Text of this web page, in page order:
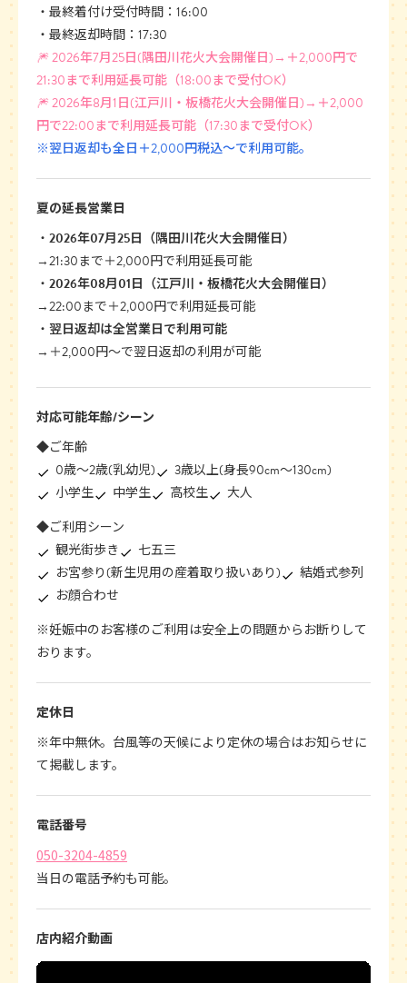
最終着付け受付時間：16:00
最終返却時間：17:30
🎆 2026年7月25日(隅田川花火大会開催日)→＋2,000円で
21:30まで利用延長可能（18:00まで受付OK）
🎆 2026年8月1日(江戸川・板橋花火大会開催日)→＋2,000
円で22:00まで利用延長可能（17:30まで受付OK）
※翌日返却も全日＋2,000円税込〜で利用可能。
夏の延長営業日
2026年07月25日（隅田川花火大会開催日）
→21:30まで＋2,000円で利用延長可能
2026年08月01日（江戸川・板橋花火大会開催日）
→22:00まで＋2,000円で利用延長可能
翌日返却は全営業日で利用可能
→＋2,000円〜で翌日返却の利用が可能
対応可能年齢/シーン
◆ご年齢
0歳〜2歳(乳幼児)
3歳以上(身長90cm〜130cm)
小学生
中学生 高校生
大人
◆ご利用シーン
観光街歩き
七五三
お宮参り(新生児用の産着取り扱いあり)
結婚式参列
お顔合わせ
※妊娠中のお客様のご利用は安全上の問題からお断りして
おります。
定休日
※年中無休。台風等の天候により定休の場合はお知らせに
て掲載します。
電話番号
050-3204-4859
当日の電話予約も可能。
店内紹介動画